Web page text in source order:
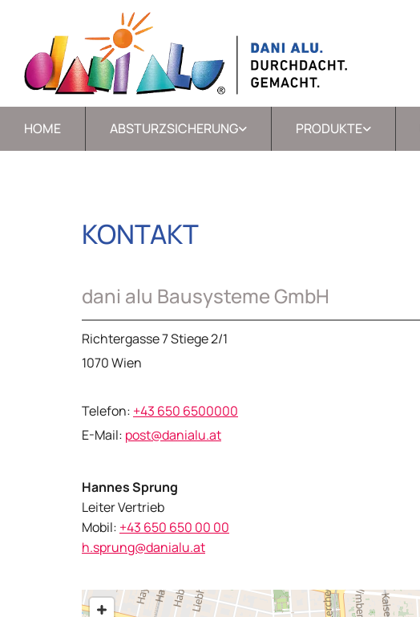
HOME ABSTURZSICHERUNG PRODUKTE
KONTAKT
dani alu Bausysteme GmbH
Richtergasse 7 Stiege 2/1
1070 Wien
Telefon: +43 650 6500000
E-Mail: post@danialu.at
Hannes Sprung
Leiter Vertrieb
Mobil: +43 650 650 00 00
h.sprung@danialu.at